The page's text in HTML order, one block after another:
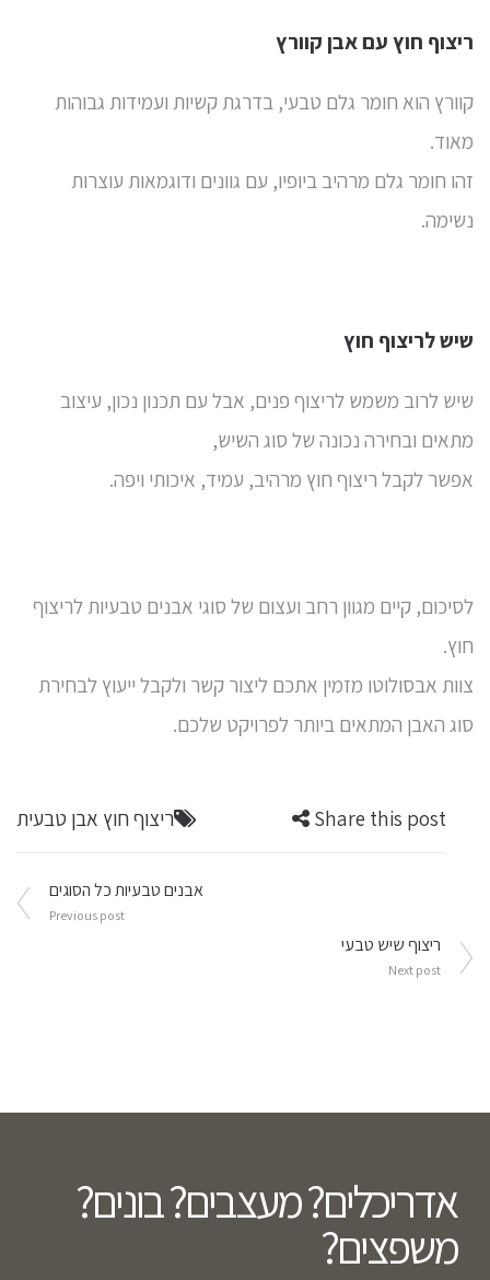
ריצוף חוץ עם אבן קוורץ
קוורץ הוא חומר גלם טבעי, בדרגת קשיות ועמידות גבוהות
מאוד.
זהו חומר גלם מרהיב ביופיו, עם גוונים ודוגמאות עוצרות
נשימה.
שיש לריצוף חוץ
שיש לרוב משמש לריצוף פנים, אבל עם תכנון נכון, עיצוב
מתאים ובחירה נכונה של סוג השיש,
אפשר לקבל ריצוף חוץ מרהיב, עמיד, איכותי ויפה.
לסיכום, קיים מגוון רחב ועצום של סוגי אבנים טבעיות לריצוף
חוץ.
צוות אבסולוטו מזמין אתכם ליצור קשר ולקבל ייעוץ לבחירת
סוג האבן המתאים ביותר לפרויקט שלכם.
ריצוף חוץ אבן טבעית Share this post
אבנים טבעיות כל הסוגים
Previous post
ריצוף שיש טבעי
Next post
אדריכלים? מעצבים? בונים?
משפצים?​